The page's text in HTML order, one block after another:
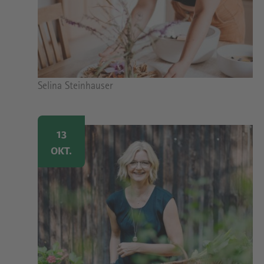
Bildrechte
Selina Steinhauser
Image
13
OKT.